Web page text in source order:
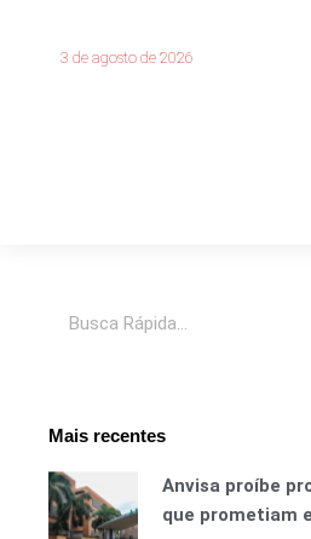
3 de agosto de 2026
Mais recentes
Anvisa proíbe
que prometiam